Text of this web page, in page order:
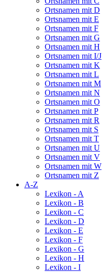
Ortsnamen mit D
Ortsnamen mit E
Ortsnamen mit F
Ortsnamen mit G
Ortsnamen mit H
Ortsnamen mit I/J
Ortsnamen mit K
Ortsnamen mit L
Ortsnamen mit M
Ortsnamen mit N
Ortsnamen mit O
Ortsnamen mit P
Ortsnamen mit R
Ortsnamen mit S
Ortsnamen mit T
Ortsnamen mit U
Ortsnamen mit V
Ortsnamen mit W
Ortsnamen mit Z
A-Z
Lexikon - A
Lexikon - B
Lexikon - C
Lexikon - D
Lexikon - E
Lexikon - F
Lexikon - G
Lexikon - H
Lexikon - I